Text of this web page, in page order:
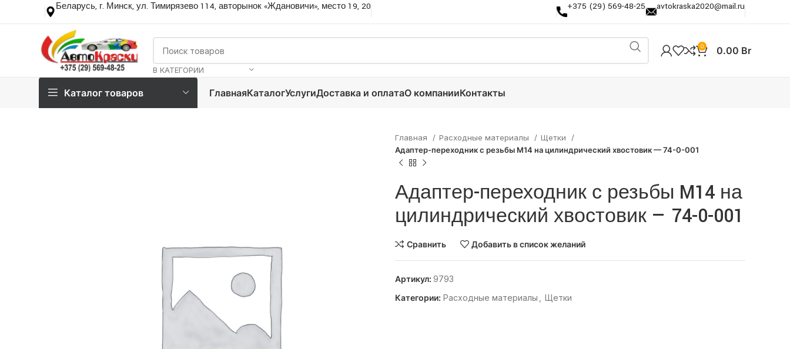
Беларусь, г. Минск, ул. Тимирязево 114, авторынок «Ждановичи», место 19, 20 +375 (29) 569-48-25 avtokraska2020@mail.ru
В КАТЕГОРИИ
0 0.00 Br
Каталог товаров ГлавнаяКаталогУслугиДоставка и оплатаО компанииКонтакты
Главная Расходные материалы
Щетки
Адаптер-переходник с резьбы M14 на цилиндрический хвостовик — 74-0-001
Адаптер-переходник с резьбы M14 на
цилиндрический хвостовик — 74-0-001
Сравнить Добавить в список желаний
Артикул: 9793
Категории: Расходные материалы Щетки